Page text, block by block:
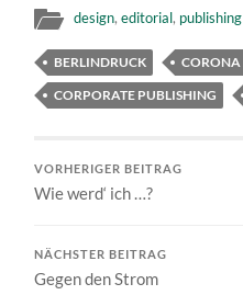
design,editorial, publishing
BERLINDRUCK
CORONA
CORPORATE PUBLISHING
VORHERIGER BEITRAG
Wie werd‘ ich …?
NÄCHSTER BEITRAG
Gegen den Strom